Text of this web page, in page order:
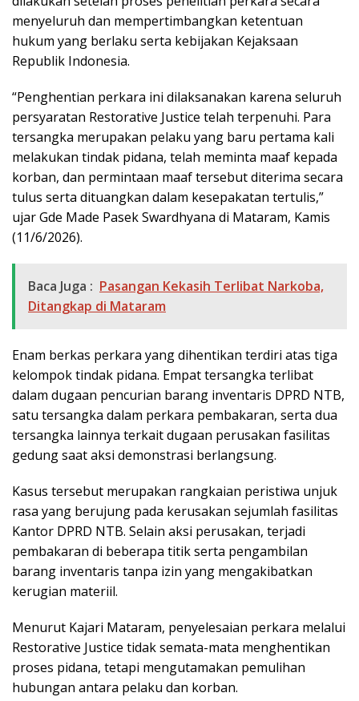
menyeluruh dan mempertimbangkan ketentuan
hukum yang berlaku serta kebijakan Kejaksaan
Republik Indonesia.
“Penghentian perkara ini dilaksanakan karena seluruh
persyaratan Restorative Justice telah terpenuhi. Para
tersangka merupakan pelaku yang baru pertama kali
melakukan tindak pidana, telah meminta maaf kepada
korban, dan permintaan maaf tersebut diterima secara
tulus serta dituangkan dalam kesepakatan tertulis,”
ujar Gde Made Pasek Swardhyana di Mataram, Kamis
(11/6/2026).
Baca Juga : Pasangan Kekasih Terlibat Narkoba,
Ditangkap di Mataram
Enam berkas perkara yang dihentikan terdiri atas tiga
kelompok tindak pidana. Empat tersangka terlibat
dalam dugaan pencurian barang inventaris DPRD NTB,
satu tersangka dalam perkara pembakaran, serta dua
tersangka lainnya terkait dugaan perusakan fasilitas
gedung saat aksi demonstrasi berlangsung.
Kasus tersebut merupakan rangkaian peristiwa unjuk
rasa yang berujung pada kerusakan sejumlah fasilitas
Kantor DPRD NTB. Selain aksi perusakan, terjadi
pembakaran di beberapa titik serta pengambilan
barang inventaris tanpa izin yang mengakibatkan
kerugian materiil.
Menurut Kajari Mataram, penyelesaian perkara melalui
Restorative Justice tidak semata-mata menghentikan
proses pidana, tetapi mengutamakan pemulihan
hubungan antara pelaku dan korban.